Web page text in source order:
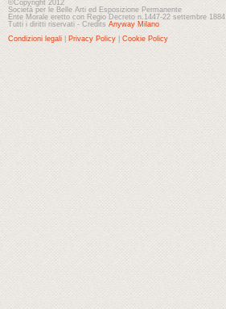
©Copyright 2012
Società per le Belle Arti ed Esposizione Permanente
Ente Morale eretto con Regio Decreto n.1447-22 settembre 1884
Tutti i diritti riservati - Credits Anyway Milano
Condizioni legali
Privacy Policy Cookie Policy